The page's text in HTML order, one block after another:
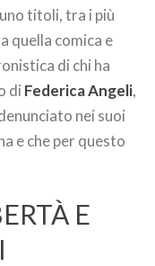
titoli, tra i più
quella comica e
di chi ha
di Federica Angeli,
nei suoi
e che per questo
E